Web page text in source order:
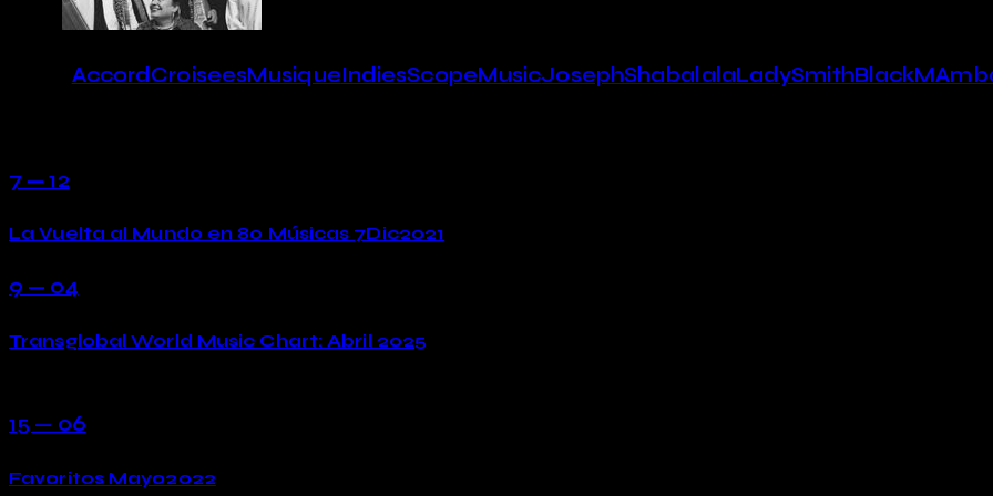
AccordCroiseesMusiqueIndiesScopeMusicJosephShabalala
7 — 12
La Vuelta al Mundo en 80 Músicas 7Dic2021
9 — 04
Transglobal World Music Chart: Abril 2025
15 — 06
Favoritos Mayo2022